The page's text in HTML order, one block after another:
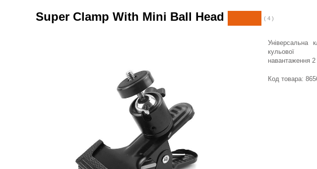
Super Clamp With Mini Ball Head ( 4 )
Універсальна
кульової
навантаження 2
Код товара: